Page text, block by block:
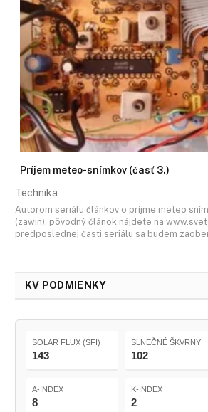
Príjem meteo-snímkov (časť 3.)
Technika
Autorom seriálu článkov o príjme meteo
(zawin), pôvodný článok nájdete na
predposlednej časti seriálu sa budem
KV PODMIENKY
SOLAR FLUX (SFI)
143
SLNEČNÉ ŠKVRNY
102
A-INDEX
8
K-INDEX
2